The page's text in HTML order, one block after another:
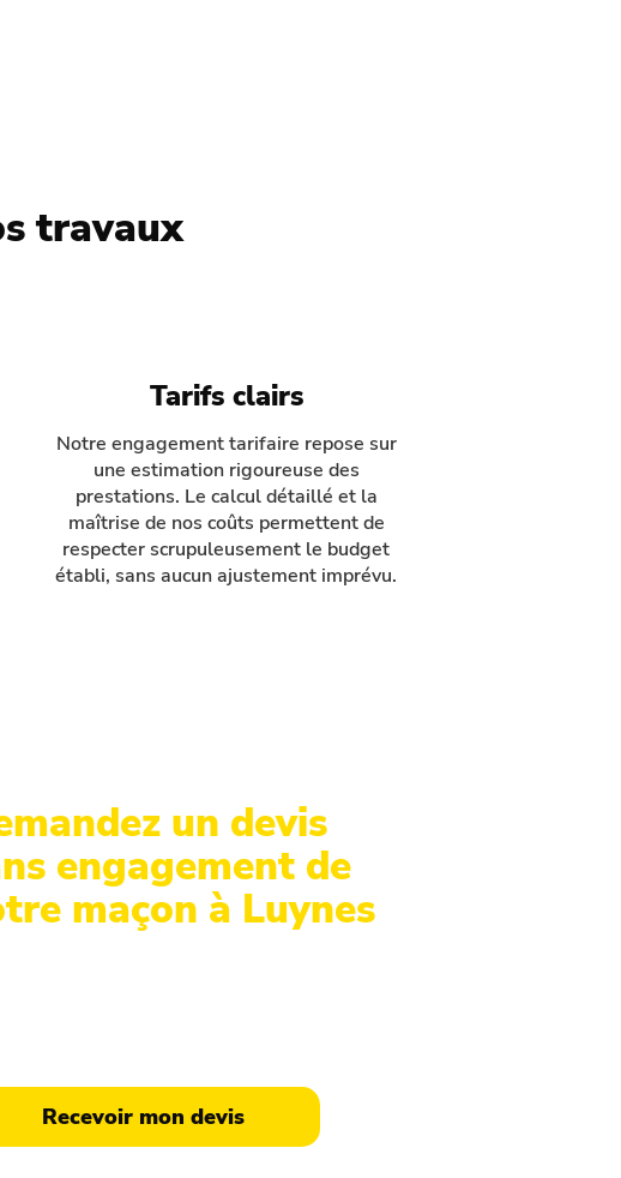
travaux
Tarifs clairs
Notre engagement tarifaire repose sur
une estimation rigoureuse des
prestations. Le calcul détaillé et la
maîtrise de nos coûts permettent de
respecter scrupuleusement le budget
établi, sans aucun ajustement imprévu.
un devis
engagement de
maçon à Luynes
Recevoir mon devis